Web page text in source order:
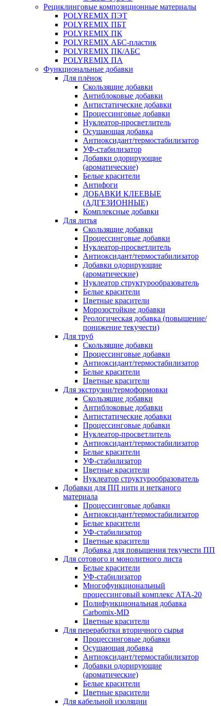
Рециклинговые композиционные материалы
POLYREMIX ПЭТ
POLYREMIX ПБТ
POLYREMIX ПК
POLYREMIX АБС-пластик
POLYREMIX ПК/АБС
POLYREMIX ПА
Функциональные добавки
Для плёнок
Скользящие добавки
Антиблоковые добавки
Антистатические добавки
Процессинговые добавки
Нуклеатор-просветлитель
Осушающая добавка
Антиоксидант/термостабилизатор
УФ-стабилизатор
Добавки одорирующие
(ароматические)
Белые красители
Антифоги
ДОБАВКИ КЛЕЕВЫЕ
(АДГЕЗИОННЫЕ)
Комплексные добавки
Для литья
Скользящие добавки
Процессинговые добавки
Нуклеатор-просветлитель
Антиоксидант/термостабилизатор
Добавки одорирующие
(ароматические)
Нуклеатор структурообразователь
Белые красители
Цветные красители
Морозостойкие добавки
Реологическая добавка (повышение/
понижение текучести)
Для труб
Скользящие добавки
Процессинговые добавки
Антиоксидант/термостабилизатор
Белые красители
Цветные красители
Для экструзии/термоформовки
Скользящие добавки
Антиблоковые добавки
Антистатические добавки
Процессинговые добавки
Нуклеатор-просветлитель
Антиоксидант/термостабилизатор
Белые красители
УФ-стабилизатор
Цветные красители
Нуклеатор структурообразователь
Добавки для ПП нити и нетканого
материала
Процессинговые добавки
Антиоксидант/термостабилизатор
Белые красители
УФ-стабилизатор
Цветные красители
Добавка для повышения текучести ПП
Для сотового и монолитного листа
Белые красители
УФ-стабилизатор
Многофункциональный
процессинговый комплекс АТА-20
Полифункциональная добавка
Carbomix-MD
Цветные красители
Для переработки вторичного сырья
Процессинговые добавки
Осушающая добавка
Антиоксидант/термостабилизатор
Добавки одорирующие
(ароматические)
Белые красители
Цветные красители
Для кабельной изоляции